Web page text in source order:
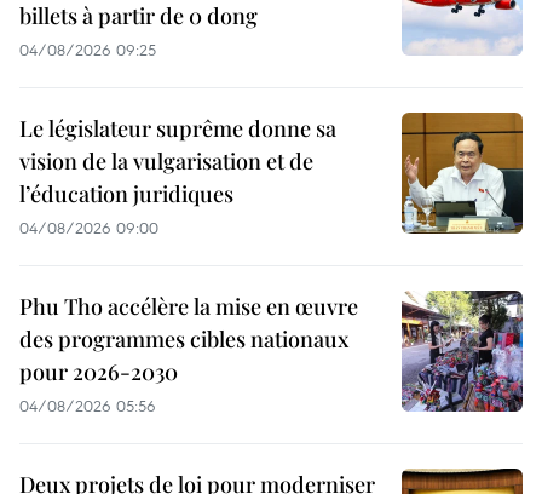
billets à partir de 0 dong
04/08/2026 09:25
Le législateur suprême donne sa
vision de la vulgarisation et de
l’éducation juridiques
04/08/2026 09:00
Phu Tho accélère la mise en œuvre
des programmes cibles nationaux
pour 2026-2030
04/08/2026 05:56
Deux projets de loi pour moderniser